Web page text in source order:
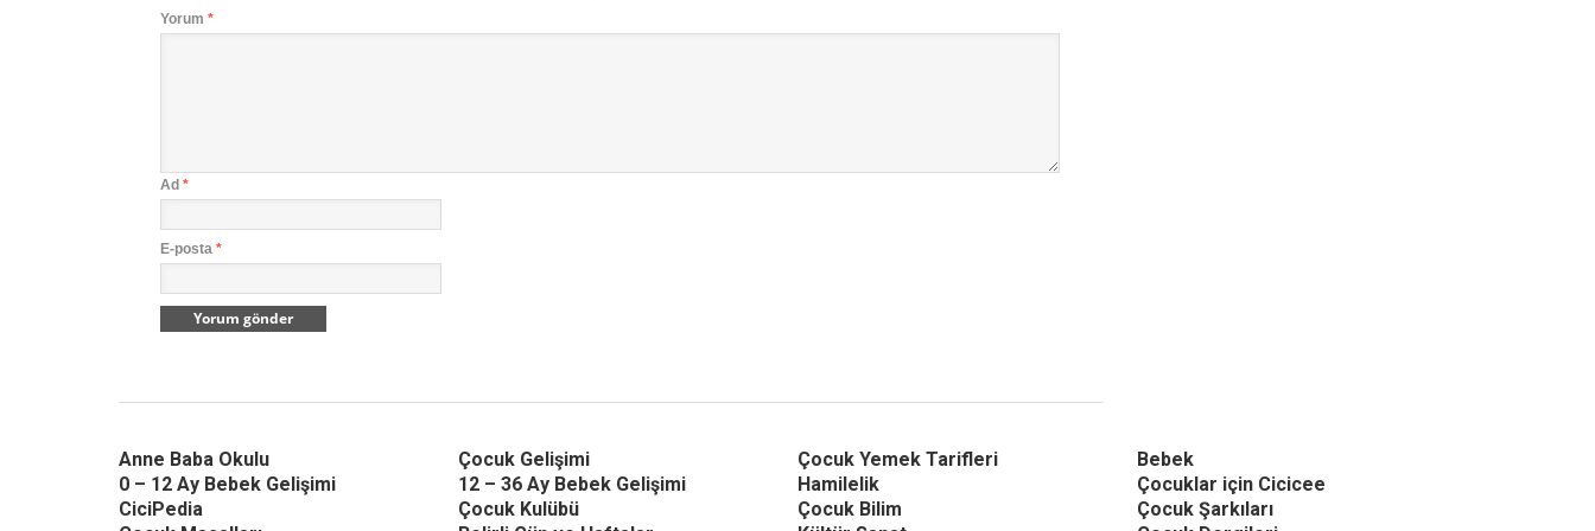
Yorum *
Ad *
E-posta *
Anne Baba Okulu Çocuk Gelişimi Çocuk Yemek Tarifleri
Bebek
0 – 12 Ay Bebek Gelişimi
12 – 36 Ay Bebek Gelişimi Hamilelik
Çocuklar için Cicicee
CiciPedia
Çocuk Kulübü Çocuk Bilim
Çocuk Şarkıları